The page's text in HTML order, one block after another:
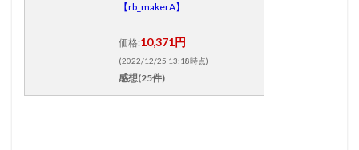
【rb_makerA】
価格:10,371円
(2022/12/25 13:18時点)
感想(25件)